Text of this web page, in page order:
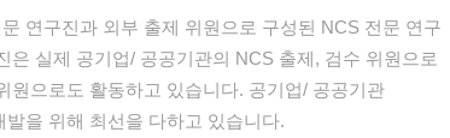
연구진과 외부 출제 위원으로 구성된 NCS 전문 연구
활동하고 있습니다. 공기업/ 공공기관
을 위해 최선을 다하고 있습니다.